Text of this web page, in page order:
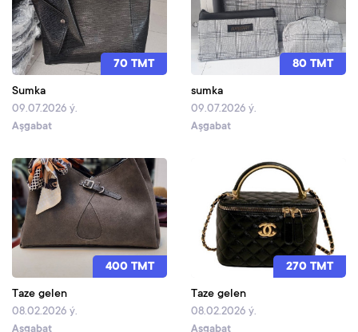
70 TMT
Sumka
09.07.2026 ý.
Aşgabat
80 TMT
sumka
09.07.2026 ý.
Aşgabat
400 TMT
Taze gelen
08.02.2026 ý.
Aşgabat
270 TMT
Taze gelen
08.02.2026 ý.
Aşgabat